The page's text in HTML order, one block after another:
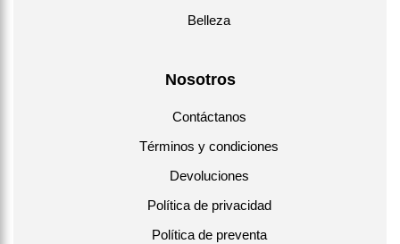
Belleza
Nosotros
Contáctanos
Términos y condiciones
Devoluciones
Política de privacidad
Política de preventa